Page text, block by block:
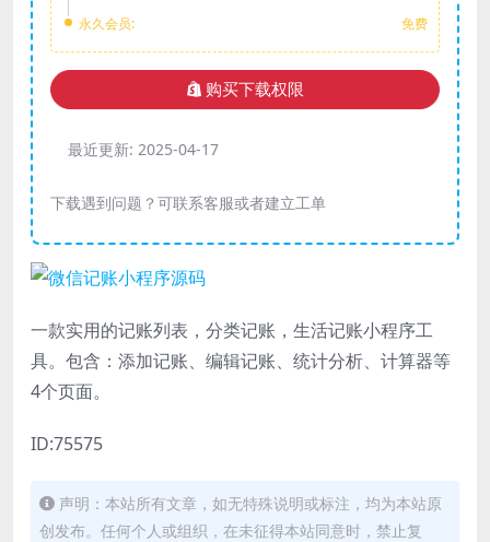
永久会员:
免费
购买下载权限
最近更新: 2025-04-17
下载遇到问题？可联系客服或者建立工单
一款实用的记账列表，分类记账，生活记账小程序工
具。包含：添加记账、编辑记账、统计分析、计算器等
4个页面。
ID:75575
声明：本站所有文章，如无特殊说明或标注，均为本站原
创发布。任何个人或组织，在未征得本站同意时，禁止复